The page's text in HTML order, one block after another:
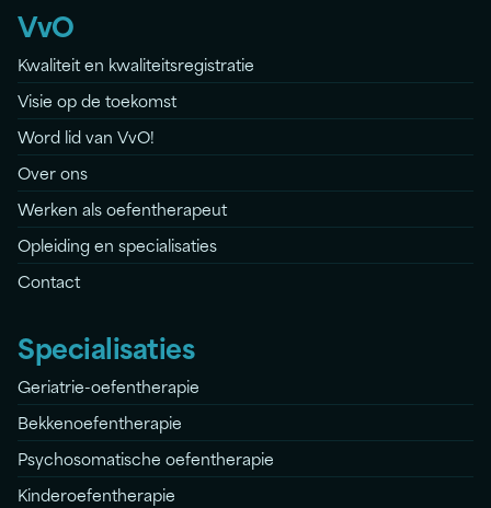
VvO
Kwaliteit en kwaliteitsregistratie
Visie op de toekomst
Word lid van VvO!
Over ons
Werken als oefentherapeut
Opleiding en specialisaties
Contact
Specialisaties
Geriatrie-oefentherapie
Bekkenoefentherapie
Psychosomatische oefentherapie
Kinderoefentherapie